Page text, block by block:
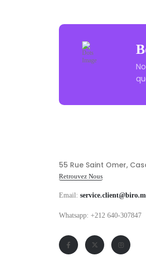
55 Rue Saint Omer,
Retrouvez Nous
Email:
Whatsapp: +212 640-307847